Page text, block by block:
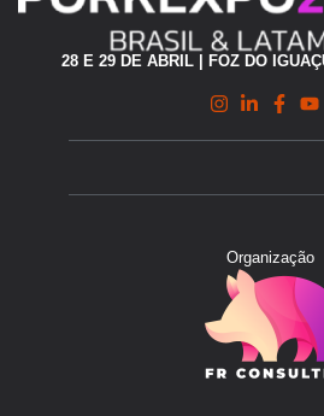
28 E 29 DE ABRIL | FOZ DO
Organização